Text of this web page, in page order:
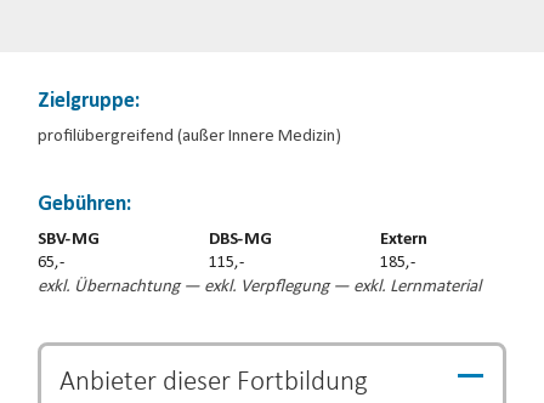
Zielgruppe:
profilübergreifend (außer Innere Medizin)
Gebühren:
SBV-MG DBS-MG
Extern
65,-
115,-
185,-
exkl. Übernachtung — exkl. Verpflegung — exkl. Lernmaterial
Anbieter dieser Fortbildung